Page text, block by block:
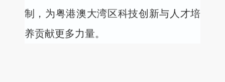
制，为粤港澳大湾区科技创新与人才培
养贡献更多力量。